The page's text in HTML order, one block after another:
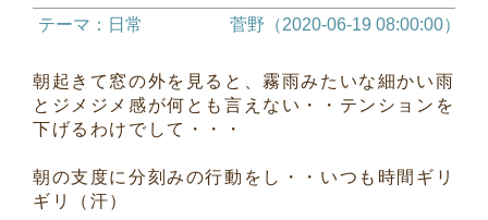
テーマ：日常 菅野（2020-06-19 08:00:00）
朝起きて窓の外を見ると、霧雨みたいな細かい雨
とジメジメ感が何とも言えない・・テンションを
下げるわけでして・・・
朝の支度に分刻みの行動をし・・いつも時間ギリ
ギリ（汗）